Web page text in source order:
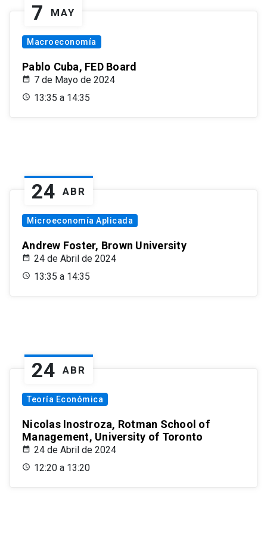
7 MAY
Macroeconomía
Pablo Cuba, FED Board
7 de Mayo de 2024
13:35 a 14:35
24 ABR
Microeconomía Aplicada
Andrew Foster, Brown University
24 de Abril de 2024
13:35 a 14:35
24 ABR
Teoría Económica
Nicolas Inostroza, Rotman School of
Management, University of Toronto
24 de Abril de 2024
12:20 a 13:20